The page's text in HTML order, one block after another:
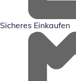
Sicheres Einkaufen